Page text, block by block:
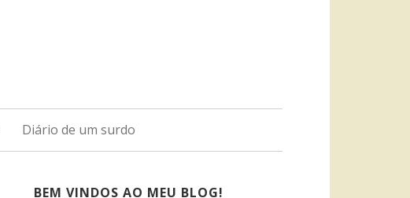
Diário de um surdo
BEM VINDOS AO MEU BLOG!